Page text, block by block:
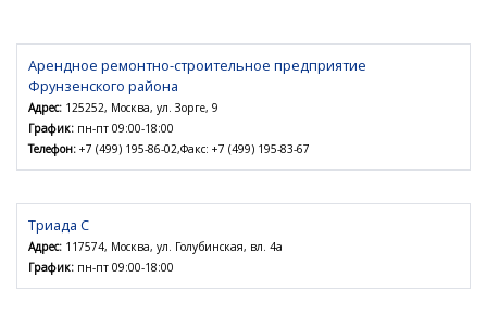
Арендное ремонтно-строительное предприятие
Фрунзенского района
Адрес: 125252, Москва, ул. Зорге, 9
График: пн-пт 09:00-18:00
Телефон: +7 (499) 195-86-02,Факс: +7 (499) 195-83-67
Триада С
Адрес: 117574, Москва, ул. Голубинская, вл. 4а
График: пн-пт 09:00-18:00